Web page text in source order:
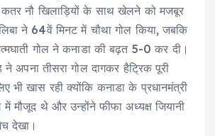
कतर नौ खिलाड़ियों के साथ खेलने को मजबूर
ने 64वें मिनट में चौथा गोल किया, जबकि
गोल ने कनाडा की बढ़त 5-0 कर दी।
ने अपना तीसरा गोल दागकर हैट्रिक पूरी
भी खास रही क्योंकि कनाडा के प्रधानमंत्री
में मौजूद थे और उन्होंने फीफा अध्यक्ष जियानी
देखा।